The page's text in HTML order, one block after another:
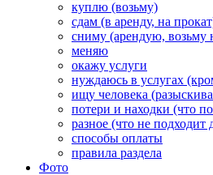
куплю (возьму)
сдам (в аренду, на
сниму (арендую, возьму
меняю
окажу услуги
нуждаюсь в услугах
ищу человека
потери и находки (что
разное (что не подходит
способы оплаты
правила раздела
Фото